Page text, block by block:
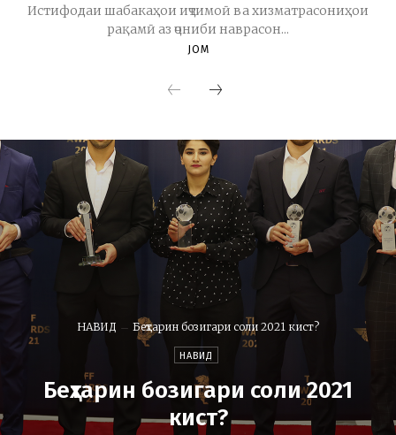
Истифодаи шабакаҳои иҷтимоӣ ва хизматрасониҳои
рақамӣ аз ҷониби наврасон...
JOM